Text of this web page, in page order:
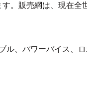
。販売網は、現在全
ル、パワーバイス、